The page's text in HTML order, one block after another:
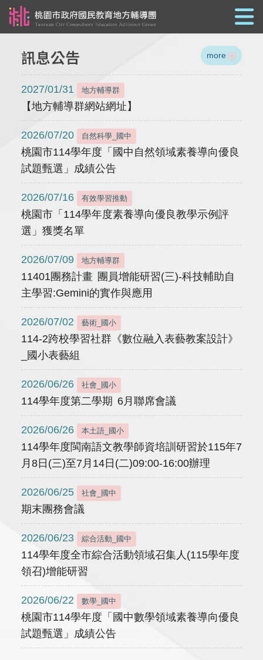
訊息公告 more
2027/01/31 地方輔導群
【地方輔導群網站網址】
2026/07/20 自然科學_國中
桃園市114學年度「國中自然領域素養導向優良
試題甄選」成績公告
2026/07/16 有效學習推動
桃園市「114學年度素養導向優良教學示例評
選」獲獎名單
2026/07/09 地方輔導群
11401團務計畫 團員增能研習(三)-科技輔助自
主學習:Gemini的實作與應用
2026/07/02 藝術_國小
114-2跨校學習社群《數位融入表藝教案設計》
_國小表藝組
2026/06/26 社會_國小
114學年度第二學期 6月聯席會議
2026/06/26 本土語_國小
114學年度閩南語文教學師資培訓研習於115年7
月8日(三)至7月14日(二)09:00-16:00辦理
2026/06/25 社會_國中
期末團務會議
2026/06/23 綜合活動_國中
114學年度全市綜合活動領域召集人(115學年度
領召)增能研習
2026/06/22 數學_國中
桃園市114學年度「國中數學領域素養導向優良
試題甄選」成績公告